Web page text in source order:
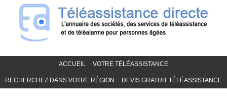
ACCUEIL VOTRE TÉLÉASSISTANCE
RECHERCHEZ DANS VOTRE RÉGION DEVIS GRATUIT TÉLÉASSISTANCE